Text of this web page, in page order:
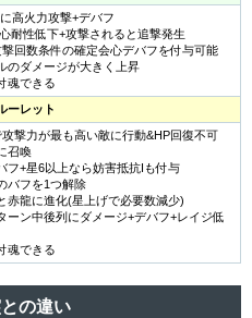
高火力攻撃+デバフ
耐性低下+攻撃されると追撃発生
撃回数条件の確定会心デバフを付与可能
のダメージが大きく上昇
魂できる
ーレット
攻撃力が最も高い敵に行動&HP回復不可
召喚
フ+星6以上なら妨害抵抗Iも付与
バフを1つ解除
赤龍に進化(星上げで必要数減少)
ーン中後列にダメージ+デバフ+レイジ低
魂できる
の違い